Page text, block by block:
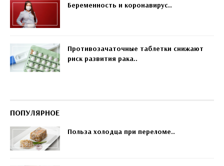
Беременность и коронавирус..
Противозачаточные таблетки снижают
риск развития рака..
ПОПУЛЯРНОЕ
Польза холодца при переломе..